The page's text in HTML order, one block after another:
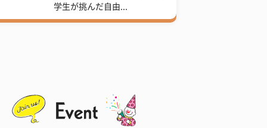
学生が挑んだ自由...